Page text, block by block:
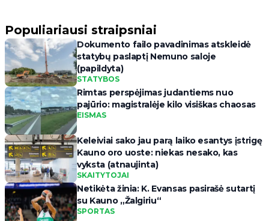
Populiariausi straipsniai
Dokumento failo pavadinimas atskleidė
statybų paslaptį Nemuno saloje
(papildyta)
STATYBOS
Rimtas perspėjimas judantiems nuo
pajūrio: magistralėje kilo visiškas chaosas
EISMAS
Keleiviai sako jau parą laiko esantys įstrigę
Kauno oro uoste: niekas nesako, kas
vyksta (atnaujinta)
SKAITYTOJAI
Netikėta žinia: K. Evansas pasirašė sutartį
su Kauno „Žalgiriu“
SPORTAS